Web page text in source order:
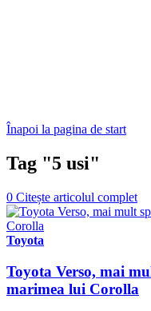
Înapoi la pagina de start
Tag "5 usi"
0 Citește articolul complet
Toyota
Toyota Verso, mai
marimea lui Corolla